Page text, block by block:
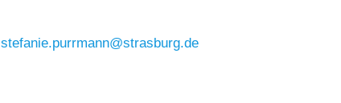
stefanie.purrmann@strasburg.de